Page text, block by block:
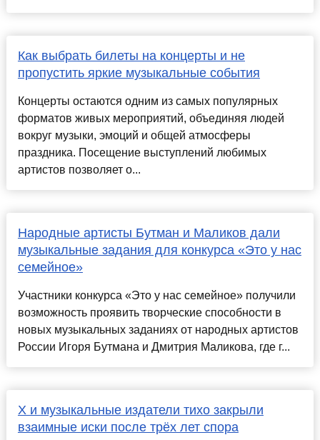
Как выбрать билеты на концерты и не
пропустить яркие музыкальные события
Концерты остаются одним из самых популярных
форматов живых мероприятий, объединяя людей
вокруг музыки, эмоций и общей атмосферы
праздника. Посещение выступлений любимых
артистов позволяет о...
Народные артисты Бутман и Маликов дали
музыкальные задания для конкурса «Это у нас
семейное»
Участники конкурса «Это у нас семейное» получили
возможность проявить творческие способности в
новых музыкальных заданиях от народных артистов
России Игоря Бутмана и Дмитрия Маликова, где г...
X и музыкальные издатели тихо закрыли
взаимные иски после трёх лет спора